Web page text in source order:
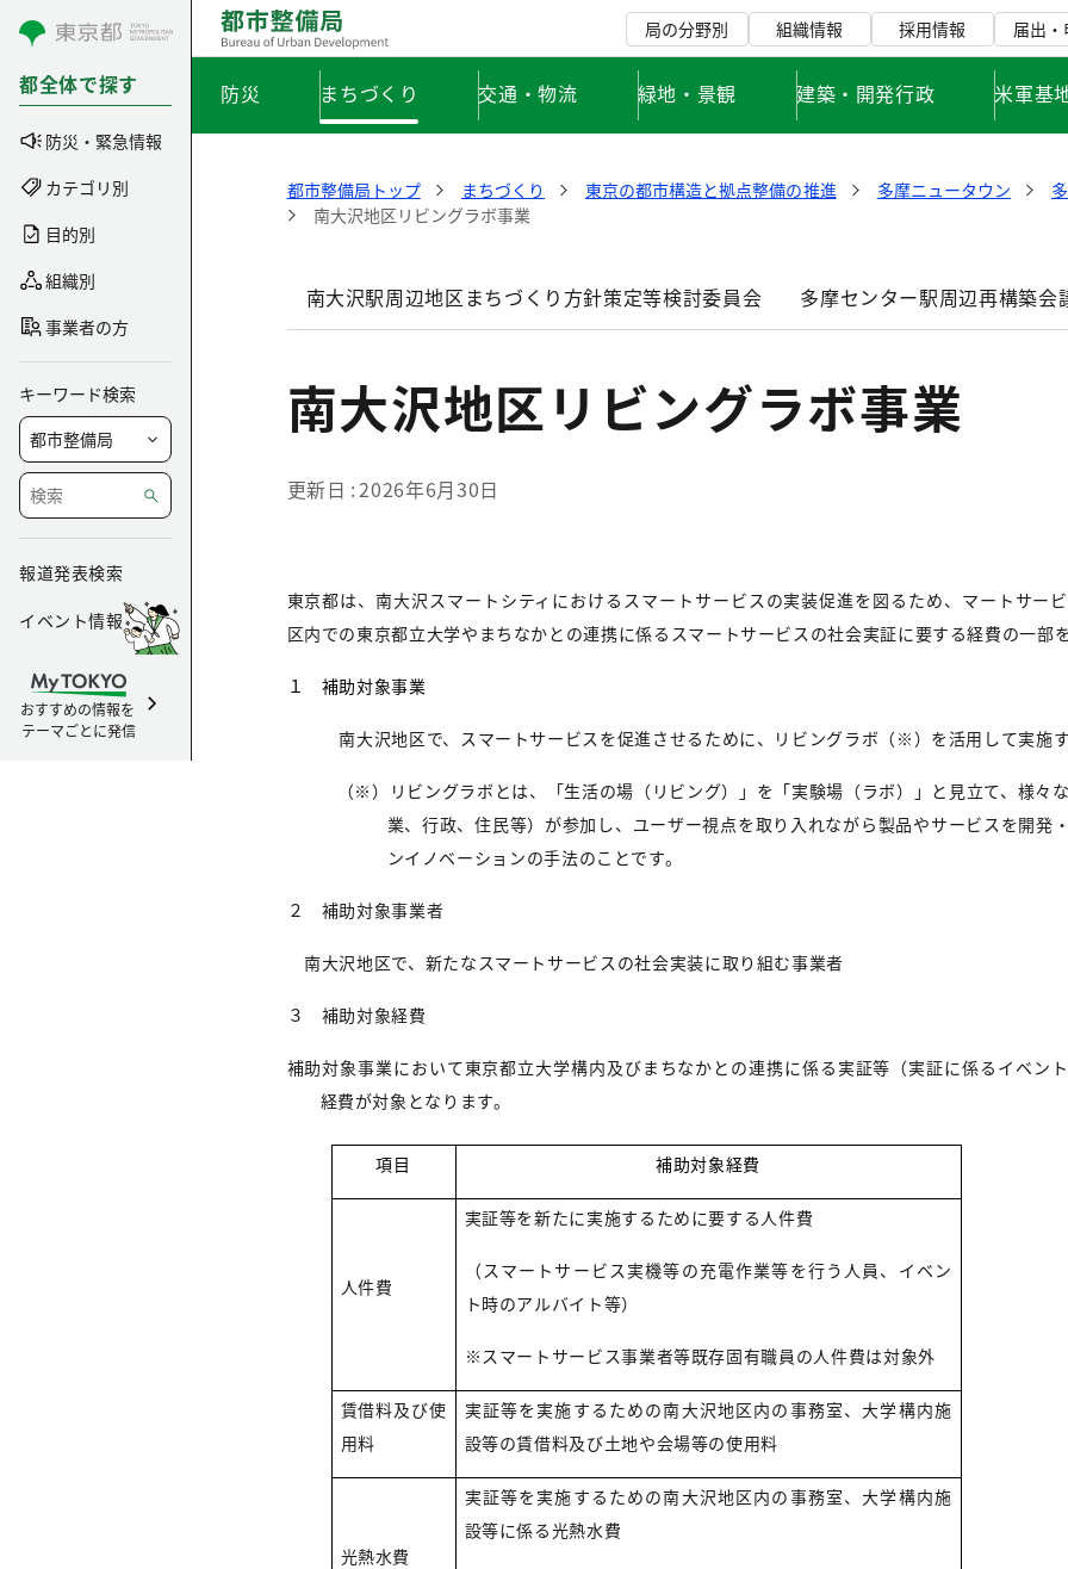
コンテンツにスキップ
都全体で探す
防災・緊急情報
カテゴリ別
目的別
組織別
事業者の方
キーワード検索
報道発表検索
イベント情報
おすすめの情報を
テーマごとに発信
局の分野別 組織情報 採用情報 届出
防災 まちづくり 交通・物流 緑地・景観 建築・開発行政 米軍基
都市整備局トップ まちづくり 東京の都市構造と拠点整備の推進 多摩ニュータウン
南大沢地区リビングラボ事業
南大沢駅周辺地区まちづくり方針策定等検討委員会 多摩センター駅周辺再構築会
南大沢地区リビングラボ事業
更新日 2026年6月30日
東京都は、南大沢スマートシティにおけるスマートサービスの実装促進を図るため、マートサー
区内での東京都立大学やまちなかとの連携に係るスマートサービスの社会実証に要する経費の一部
１ 補助対象事業
南大沢地区で、スマートサービスを促進させるために、リビングラボ（※）を活用して実施
（※）リビングラボとは、「生活の場（リビング）」を「実験場（ラボ）」と見立て、様々
業、行政、住民等）が参加し、ユーザー視点を取り入れながら製品やサービスを開発
ンイノベーションの手法のことです。
２ 補助対象事業者
南大沢地区で、新たなスマートサービスの社会実装に取り組む事業者
３ 補助対象経費
補助対象事業において東京都立大学構内及びまちなかとの連携に係る実証等（実証に係るイベン
経費が対象となります。
項目 補助対象経費
人件費
実証等を新たに実施するために要する人件費
（スマートサービス実機等の充電作業等を行う人員、イベン
ト時のアルバイト等）
※スマートサービス事業者等既存固有職員の人件費は対象外
賃借料及び使
用料
実証等を実施するための南大沢地区内の事務室、大学構内施
設等の賃借料及び土地や会場等の使用料
光熱水費
実証等を実施するための南大沢地区内の事務室、大学構内施
設等に係る光熱水費